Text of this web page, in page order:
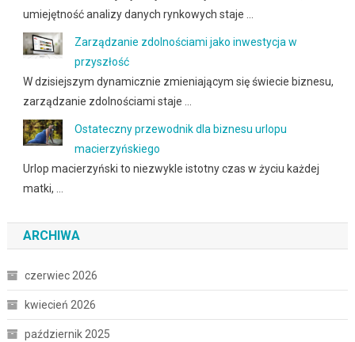
umiejętność analizy danych rynkowych staje …
Zarządzanie zdolnościami jako inwestycja w
przyszłość
W dzisiejszym dynamicznie zmieniającym się świecie biznesu,
zarządzanie zdolnościami staje …
Ostateczny przewodnik dla biznesu urlopu
macierzyńskiego
Urlop macierzyński to niezwykle istotny czas w życiu każdej
matki, …
ARCHIWA
czerwiec 2026
kwiecień 2026
październik 2025